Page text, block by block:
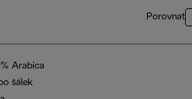
Porovnat
Arabica
šálek